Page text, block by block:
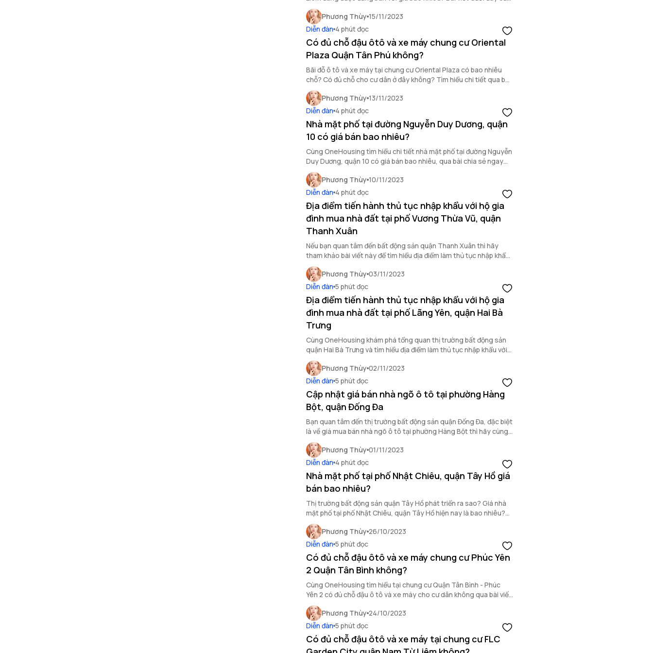
OneHousing sẽ giải đáp cho bạn những thắc mắc này.
Phương Thùy 15/11/2023
Diễn đàn 4 phút đọc
Có đủ chỗ đậu ôtô và xe máy chung cư Oriental
Plaza Quận Tân Phú không?
Bãi đỗ ô tô và xe máy tại chung cư Oriental Plaza có bao nhiêu
chỗ? Có đủ chỗ cho cư dân ở đây không? Tìm hiểu chi tiết qua bài
sau.
Phương Thùy 13/11/2023
Diễn đàn 4 phút đọc
Nhà mặt phố tại đường Nguyễn Duy Dương, quận
10 có giá bán bao nhiêu?
Cùng OneHousing tìm hiểu chi tiết nhà mặt phố tại đường Nguyễn
Duy Dương, quận 10 có giá bán bao nhiêu, qua bài chia sẻ ngay
sau đây.
Phương Thùy 10/11/2023
Diễn đàn 4 phút đọc
Địa điểm tiến hành thủ tục nhập khẩu với hộ gia
đình mua nhà đất tại phố Vương Thừa Vũ, quận
Thanh Xuân
Nếu bạn quan tâm đến bất động sản quận Thanh Xuân thì hãy
tham khảo bài viết này để tìm hiểu địa điểm làm thủ tục nhập khẩu
tại đây.
Phương Thùy 03/11/2023
Diễn đàn 5 phút đọc
Địa điểm tiến hành thủ tục nhập khẩu với hộ gia
đình mua nhà đất tại phố Lãng Yên, quận Hai Bà
Trưng
Cùng OneHousing khám phá tổng quan thị trường bất động sản
quận Hai Bà Trưng và tìm hiểu địa điểm làm thủ tục nhập khẩu với
hộ gia đình mua nhà đất tại phố Lãng Yên.
Phương Thùy 02/11/2023
Diễn đàn 5 phút đọc
Cập nhật giá bán nhà ngõ ô tô tại phường Hàng
Bột, quận Đống Đa
Bạn quan tâm đến thị trường bất động sản quận Đống Đa, đặc biệt
là về giá mua bán nhà ngõ ô tô tại phường Hàng Bột thì hãy cùng
OneHousing tìm hiểu thông tin qua bài viết sau.
Phương Thùy 01/11/2023
Diễn đàn 4 phút đọc
Nhà mặt phố tại phố Nhật Chiêu, quận Tây Hồ giá
bán bao nhiêu?
Thị trường bất động sản quận Tây Hồ phát triển ra sao? Giá nhà
mặt phố tại phố Nhật Chiêu, quận Tây Hồ hiện nay là bao nhiêu?
Cùng tìm hiểu nhé!
Phương Thùy 26/10/2023
Diễn đàn 5 phút đọc
Có đủ chỗ đậu ôtô và xe máy chung cư Phúc Yên
2 Quận Tân Bình không?
Cùng OneHousing tìm hiểu tại chung cư Quận Tân Bình - Phúc
Yên 2 có đủ chỗ đậu ô tô và xe máy cho cư dân không qua bài viết
sau đây!
Phương Thùy 24/10/2023
Diễn đàn 5 phút đọc
Có đủ chỗ đậu ôtô và xe máy tại chung cư FLC